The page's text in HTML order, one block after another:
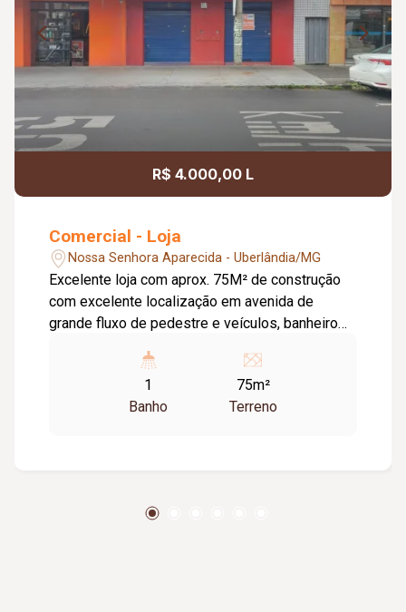
R$ 4.000,00 L
Comercial - Loja
Nossa Senhora Aparecida - Uberlândia/MG
Excelente loja com aprox. 75M² de construção
com excelente localização em avenida de
grande fluxo de pedestre e veículos, banheiro
1
Banho
75m²
Terreno